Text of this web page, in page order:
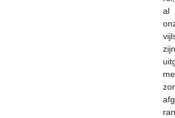
al
zijn